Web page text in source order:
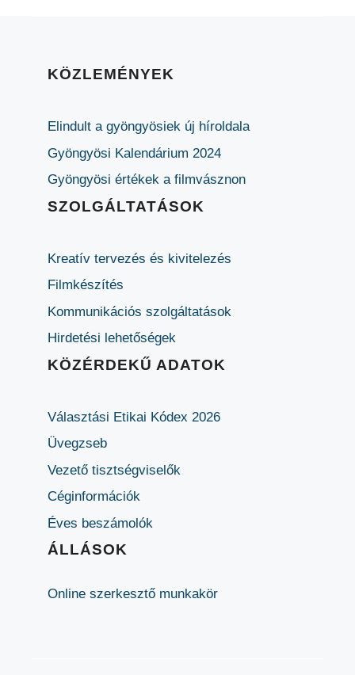
KÖZLEMÉNYEK
Elindult a gyöngyösiek új híroldala
Gyöngyösi Kalendárium 2024
Gyöngyösi értékek a filmvásznon
SZOLGÁLTATÁSOK
Kreatív tervezés és kivitelezés
Filmkészítés
Kommunikációs szolgáltatások
Hirdetési lehetőségek
KÖZÉRDEKŰ ADATOK
Választási Etikai Kódex 2026
Üvegzseb
Vezető tisztségviselők
Céginformációk
Éves beszámolók
ÁLLÁSOK
Online szerkesztő munkakör